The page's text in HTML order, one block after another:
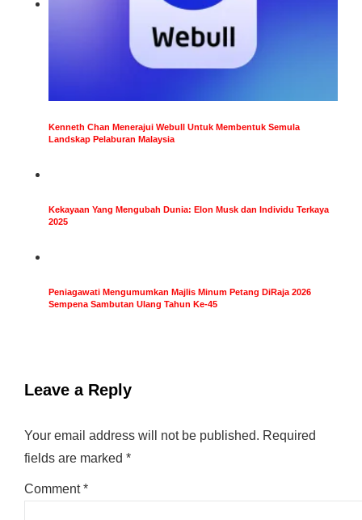
Kenneth Chan Menerajui Webull Untuk Membentuk Semula
Landskap Pelaburan Malaysia
Kekayaan Yang Mengubah Dunia: Elon Musk dan Individu Terkaya
2025
Peniagawati Mengumumkan Majlis Minum Petang DiRaja 2026
Sempena Sambutan Ulang Tahun Ke-45
Leave a Reply
Your email address will not be published. Required
fields are marked *
Comment*